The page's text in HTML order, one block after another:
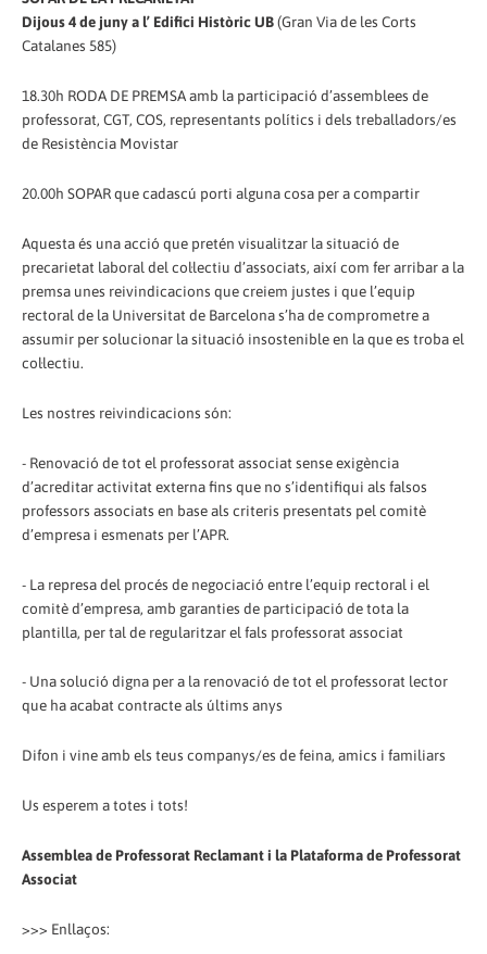
Dijous 4 de juny a l’ Edifici Històric UB(Gran Via de les Corts
Catalanes 585)
18.30h RODA DE PREMSA amb la participació d’assemblees de
professorat, CGT, COS, representants polítics i dels treballadors/es
de Resistència Movistar
20.00h SOPAR que cadascú porti alguna cosa per a compartir
Aquesta és una acció que pretén visualitzar la situació de
precarietat laboral del col·lectiu d’associats, així com fer arribar a la
premsa unes reivindicacions que creiem justes i que l’equip
rectoral de la Universitat de Barcelona s’ha de comprometre a
assumir per solucionar la situació insostenible en la que es troba el
col·lectiu.
Les nostres reivindicacions són:
- Renovació de tot el professorat associat sense exigència
d’acreditar activitat externa fins que no s’identifiqui als falsos
professors associats en base als criteris presentats pel comitè
d’empresa i esmenats per l’APR.
- La represa del procés de negociació entre l’equip rectoral i el
comitè d’empresa, amb garanties de participació de tota la
plantilla, per tal de regularitzar el fals professorat associat
- Una solució digna per a la renovació de tot el professorat lector
que ha acabat contracte als últims anys
Difon i vine amb els teus companys/es de feina, amics i familiars
Us esperem a totes i tots!
Assemblea de Professorat Reclamant i la Plataforma de Professorat
Associat
>>> Enllaços: